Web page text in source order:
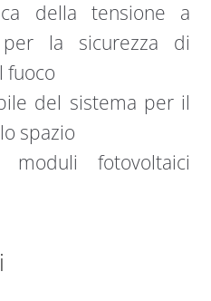
della tensione a
la sicurezza di
fuoco
del sistema per il
spazio
fotovoltaici